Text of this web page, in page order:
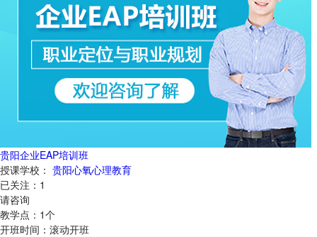
贵阳企业EAP培训班
授课学校： 贵阳心氧心理教育
已关注： 1
请咨询
教学点： 1个
开班时间： 滚动开班